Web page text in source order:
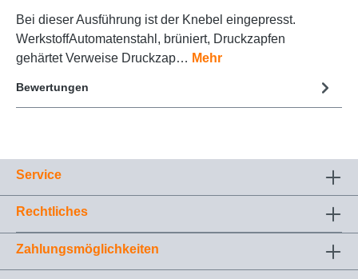
Bei dieser Ausführung ist der Knebel eingepresst.
WerkstoffAutomatenstahl, brüniert, Druckzapfen
gehärtet Verweise Druckzap… Mehr
Bewertungen
Service
Rechtliches
Zahlungsmöglichkeiten